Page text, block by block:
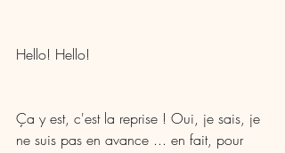
Hello! Hello!
Ça y est, c'est la reprise ! Oui, je sais, je
ne suis pas en avance ... en fait, pour